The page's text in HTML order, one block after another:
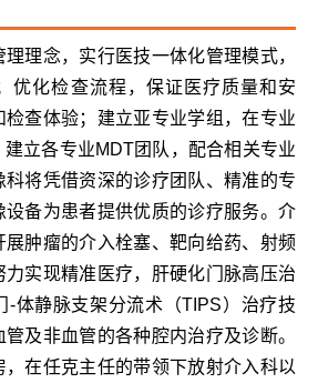
理念，实行医技一体化管理模式，
优化检查流程，保证医疗质量和安
查体验；建立亚专业学组，在专业
立各专业MDT团队，配合相关专业
科将凭借资深的诊疗团队、精准的专
设备为患者提供优质的诊疗服务。介
展肿瘤的介入栓塞、靶向给药、射频
实现精准医疗，肝硬化门脉高压治
-体静脉支架分流术（TIPS）治疗技
及非血管的各种腔内治疗及诊断。
，在任克主任的带领下放射介入科以